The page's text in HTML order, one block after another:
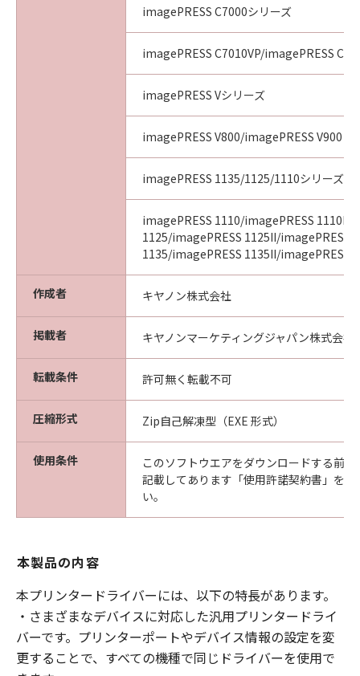
imagePRESS C7000シリーズ
imagePRESS C7010VP/imagePRESS
imagePRESS Vシリーズ
imagePRESS V800/imagePRESS V900
imagePRESS 1135/1125/1110シリーズ
imagePRESS 1110/imagePRESS 1110II/
1125/imagePRESS 1125II/imagePRESS
1135/imagePRESS 1135II/imagePRESS
作成者 キヤノン株式会社
掲載者 キヤノンマーケティングジャパン株式会社
転載条件 許可無く転載不可
圧縮形式 Zip自己解凍型（EXE 形式）
使用条件
このソフトウエアをダウンロードする前
記載してあります「使用許諾契約書」を
い。
本製品の内容
本プリンタードライバーには、以下の特長があります。
・さまざまなデバイスに対応した汎用プリンタードライ
バーです。プリンターポートやデバイス情報の設定を変
更することで、すべての機種で同じドライバーを使用で